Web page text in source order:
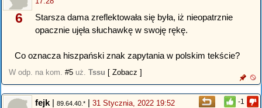
6
Starsza dama zreflektowała się była, iż nieopatrznie
opacznie ujęła słuchawkę w swoję rękę.
Co oznacza hiszpański znak zapytania w polskim tekście?
W odp. na kom. #5 uż. Tssu [ Zobacz ]
-1
fejk | 89.64.40.* | 31 Stycznia, 2022 19:52